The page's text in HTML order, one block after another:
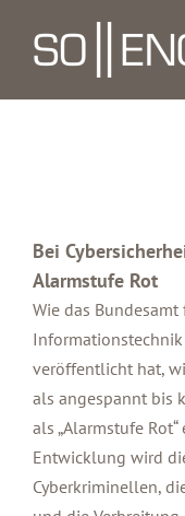
Inhalt
springen
Bei
Alarmstufe Rot
Wie das
veröffentlicht hat,
als angespannt bis
als „Alarmstufe
Entwicklung wird
Cyberkriminellen,